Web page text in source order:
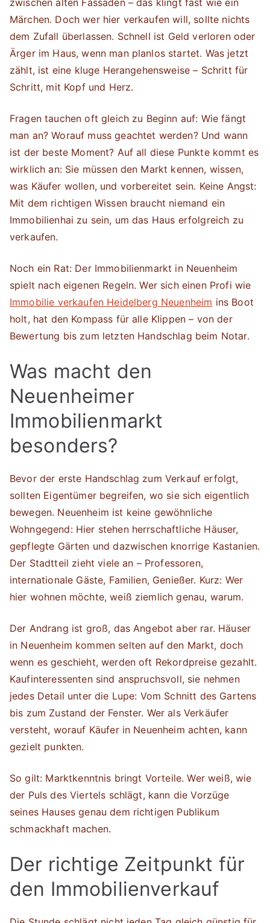
Märchen. Doch wer hier verkaufen will, sollte nichts
dem Zufall überlassen. Schnell ist Geld verloren oder
Ärger im Haus, wenn man planlos startet. Was jetzt
zählt, ist eine kluge Herangehensweise – Schritt für
Schritt, mit Kopf und Herz.
Fragen tauchen oft gleich zu Beginn auf: Wie fängt
man an? Worauf muss geachtet werden? Und wann
ist der beste Moment? Auf all diese Punkte kommt es
wirklich an: Sie müssen den Markt kennen, wissen,
was Käufer wollen, und vorbereitet sein. Keine Angst:
Mit dem richtigen Wissen braucht niemand ein
Immobilienhai zu sein, um das Haus erfolgreich zu
verkaufen.
Noch ein Rat: Der Immobilienmarkt in Neuenheim
spielt nach eigenen Regeln. Wer sich einen Profi wie
Immobilie verkaufen Heidelberg Neuenheim ins Boot
holt, hat den Kompass für alle Klippen – von der
Bewertung bis zum letzten Handschlag beim Notar.
Was macht den
Neuenheimer
Immobilienmarkt
besonders?
Bevor der erste Handschlag zum Verkauf erfolgt,
sollten Eigentümer begreifen, wo sie sich eigentlich
bewegen. Neuenheim ist keine gewöhnliche
Wohngegend: Hier stehen herrschaftliche Häuser,
gepflegte Gärten und dazwischen knorrige Kastanien.
Der Stadtteil zieht viele an – Professoren,
internationale Gäste, Familien, Genießer. Kurz: Wer
hier wohnen möchte, weiß ziemlich genau, warum.
Der Andrang ist groß, das Angebot aber rar. Häuser
in Neuenheim kommen selten auf den Markt, doch
wenn es geschieht, werden oft Rekordpreise gezahlt.
Kaufinteressenten sind anspruchsvoll, sie nehmen
jedes Detail unter die Lupe: Vom Schnitt des Gartens
bis zum Zustand der Fenster. Wer als Verkäufer
versteht, worauf Käufer in Neuenheim achten, kann
gezielt punkten.
So gilt: Marktkenntnis bringt Vorteile. Wer weiß, wie
der Puls des Viertels schlägt, kann die Vorzüge
seines Hauses genau dem richtigen Publikum
schmackhaft machen.
Der richtige Zeitpunkt für
den Immobilienverkauf